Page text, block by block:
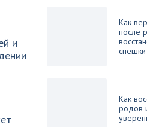
и
Как
после
спешки
Как
родов